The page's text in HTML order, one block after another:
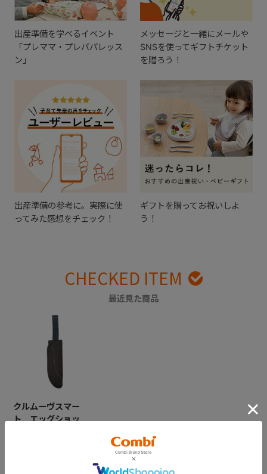
出産準備を学べるイベント
「プレママ・プレパパレッス
ン」
メッセージと一緒にメールや
SNSを使ってギフトチケット
を贈ろう！
出産準備の参考に。実際に使
ってみた感想をチェック！
ギフトを贈ってお祝いしよ
う！
CHECKED ITEM
最近見た商品
クルムーヴスマー
ト エッグショッ